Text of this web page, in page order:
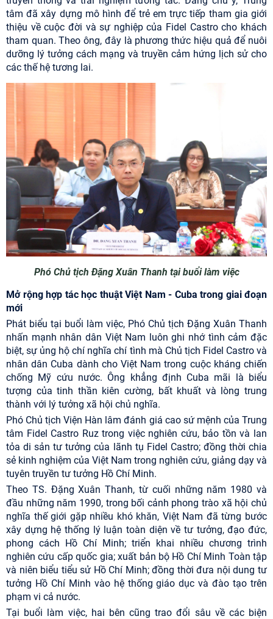
tâm đã xây dựng mô hình để trẻ em trực tiếp tham gia giới
thiệu về cuộc đời và sự nghiệp của Fidel Castro cho khách
tham quan. Theo ông, đây là phương thức hiệu quả để nuôi
dưỡng lý tưởng cách mạng và truyền cảm hứng lịch sử cho
các thế hệ tương lai.
Phó Chủ tịch Đặng Xuân Thanh tại buổi làm việc
Mở rộng hợp tác học thuật Việt Nam - Cuba trong giai đoạn
mới
Phát biểu tại buổi làm việc, Phó Chủ tịch Đặng Xuân Thanh
nhấn mạnh nhân dân Việt Nam luôn ghi nhớ tình cảm đặc
biệt, sự ủng hộ chí nghĩa chí tình mà Chủ tịch Fidel Castro và
nhân dân Cuba dành cho Việt Nam trong cuộc kháng chiến
chống Mỹ cứu nước. Ông khẳng định Cuba mãi là biểu
tượng của tinh thần kiên cường, bất khuất và lòng trung
thành với lý tưởng xã hội chủ nghĩa.
Phó Chủ tịch Viện Hàn lâm đánh giá cao sứ mệnh của Trung
tâm Fidel Castro Ruz trong việc nghiên cứu, bảo tồn và lan
tỏa di sản tư tưởng của lãnh tụ Fidel Castro; đồng thời chia
sẻ kinh nghiệm của Việt Nam trong nghiên cứu, giảng dạy và
tuyên truyền tư tưởng Hồ Chí Minh.
Theo TS. Đặng Xuân Thanh, từ cuối những năm 1980 và
đầu những năm 1990, trong bối cảnh phong trào xã hội chủ
nghĩa thế giới gặp nhiều khó khăn, Việt Nam đã từng bước
xây dựng hệ thống lý luận toàn diện về tư tưởng, đạo đức,
phong cách Hồ Chí Minh; triển khai nhiều chương trình
nghiên cứu cấp quốc gia; xuất bản bộ Hồ Chí Minh Toàn tập
và niên biểu tiểu sử Hồ Chí Minh; đồng thời đưa nội dung tư
tưởng Hồ Chí Minh vào hệ thống giáo dục và đào tạo trên
phạm vi cả nước.
Tại buổi làm việc, hai bên cũng trao đổi sâu về các biện